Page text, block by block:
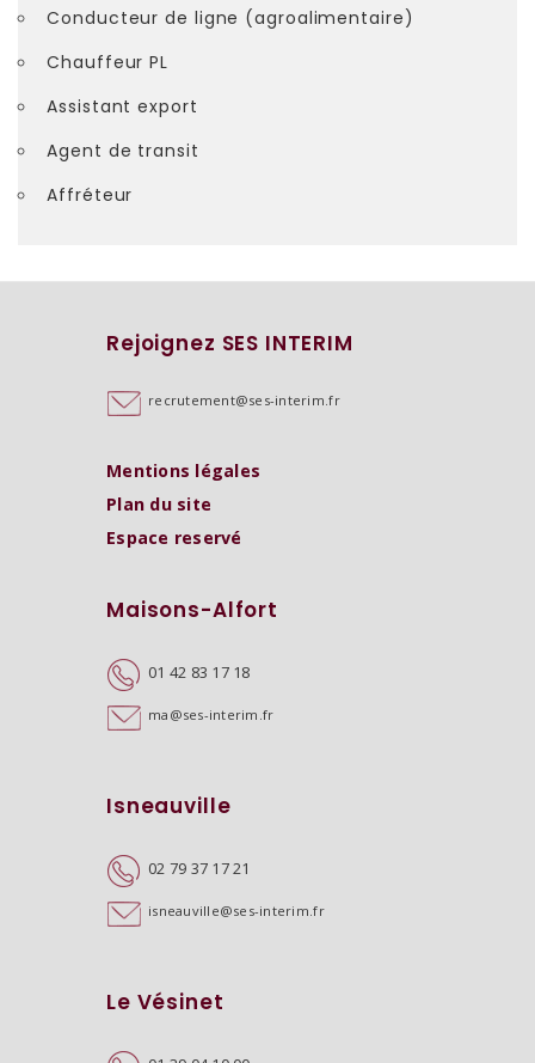
Conducteur de ligne (agroalimentaire)
Chauffeur PL
Assistant export
Agent de transit
Affréteur
Rejoignez SES INTERIM
recrutement@ses-interim.fr
Mentions légales
Plan du site
Espace reservé
Maisons-Alfort
01 42 83 17 18
ma@ses-interim.fr
Isneauville
02 79 37 17 21
isneauville@ses-interim.fr
Le Vésinet